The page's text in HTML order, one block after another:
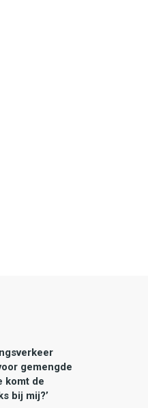
gemengde
komt de
bij mij?’